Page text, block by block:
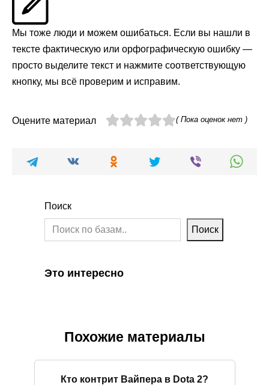
Мы тоже люди и можем ошибаться. Если вы нашли в
тексте фактическую или орфографическую ошибку —
просто выделите текст и нажмите соответствующую
кнопку, мы всё проверим и исправим.
Оцените материал ( Пока оценок нет )
Поиск
Поиск
Это интересно
Похожие материалы
Кто контрит Вайпера в Dota 2?